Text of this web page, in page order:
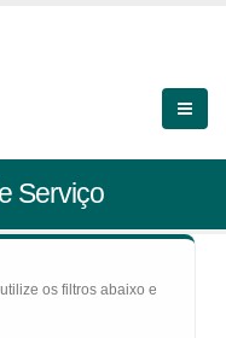
Serviço
os filtros abaixo e